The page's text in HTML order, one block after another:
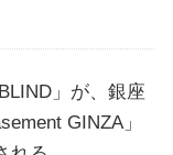
」が、銀座
GINZA」